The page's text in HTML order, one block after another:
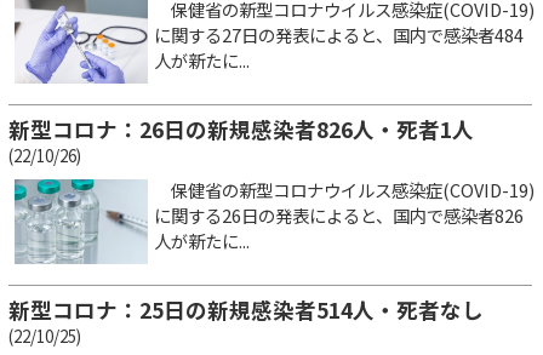
保健省の新型コロナウイルス感染症(COVID-19)
に関する27日の発表によると、国内で感染者484
人が新たに...
新型コロナ：26日の新規感染者826人・死者1人
(22/10/26)
保健省の新型コロナウイルス感染症(COVID-19)
に関する26日の発表によると、国内で感染者826
人が新たに...
新型コロナ：25日の新規感染者514人・死者なし
(22/10/25)